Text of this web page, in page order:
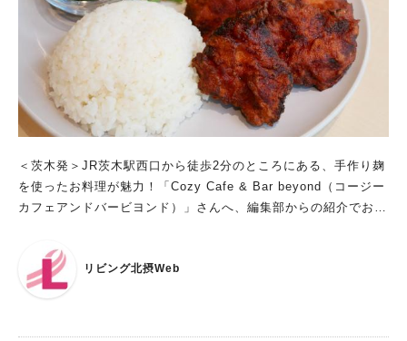
フェランチに迷ったらココ！/⁡⁡ 宇－のきーさんの動画も載せてま
＜茨木発＞JR茨木駅西口から徒歩2分のところにある、手作り麹
を使ったお料理が魅力！「Cozy Cafe & Bar beyond（コージー
カフェアンドバービヨンド）」さんへ、編集部からの紹介でおじ
beyondさんは、今年の9月6日にオープンされた、お料理上手な
ご夫婦がやっていらっしゃるお店です。油そばが一階に入ってい
るビルの2階にあります。お隣には、ベーカリーハウスRYUHEI
リビング北摂Web